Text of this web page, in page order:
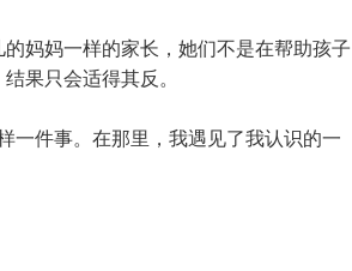
妈妈一样的家长，她们不是在帮助孩子
果只会适得其反。
件事。在那里，我遇见了我认识的一